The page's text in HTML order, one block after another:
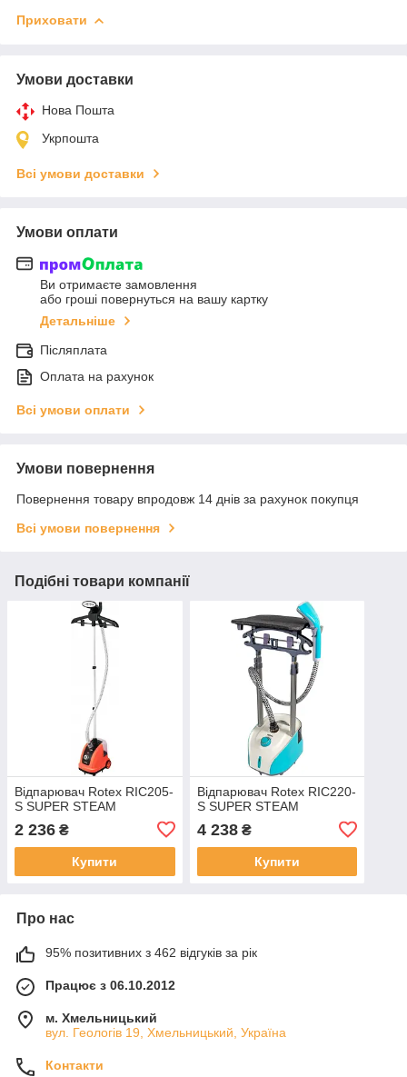
Приховати
Умови доставки
Нова Пошта
Укрпошта
Всі умови доставки
Умови оплати
Ви отримаєте замовлення
або гроші повернуться на вашу картку
Детальніше
Післяплата
Оплата на рахунок
Всі умови оплати
Умови повернення
Повернення товару впродовж 14 днів за рахунок покупця
Всі умови повернення
Подібні товари компанії
Відпарювач Rotex RIC205-
S SUPER STEAM
2 236 ₴
Купити
Відпарювач Rotex RIC220-
S SUPER STEAM
4 238₴
Купити
Про нас
95% позитивних з 462 відгуків за рік
Працює з 06.10.2012
м. Хмельницький
вул. Геологів 19, Хмельницький, Україна
Контакти